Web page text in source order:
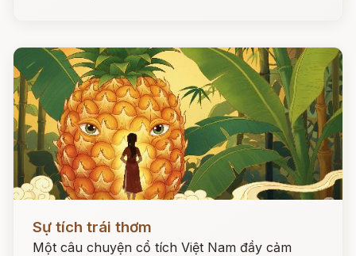
Sự tích trái thơm
Một câu chuyện cổ tích Việt Nam đầy cảm